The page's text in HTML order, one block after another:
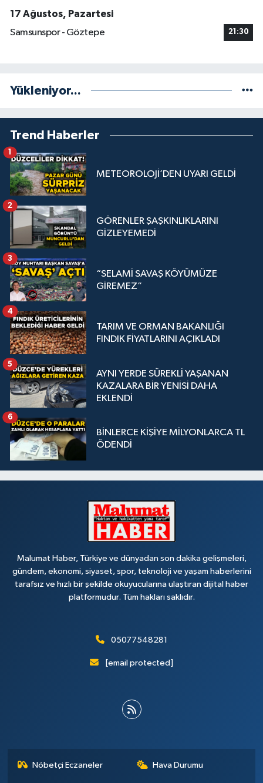
17 Ağustos, Pazartesi
Samsunspor - Göztepe
21:30
Yükleniyor...
Trend Haberler
METEOROLOJİ’DEN UYARI GELDİ
1
GÖRENLER ŞAŞKINLIKLARINI
GİZLEYEMEDİ
2
“SELAMİ SAVAŞ KÖYÜMÜZE
GİREMEZ”
3
TARIM VE ORMAN BAKANLIĞI
FINDIK FİYATLARINI AÇIKLADI
4
AYNI YERDE SÜREKLİ YAŞANAN
KAZALARA BİR YENİSİ DAHA
EKLENDİ
5
BİNLERCE KİŞİYE MİLYONLARCA TL
ÖDENDİ
6
Malumat Haber, Türkiye ve dünyadan son dakika gelişmeleri,
gündem, ekonomi, siyaset, spor, teknoloji ve yaşam haberlerini
tarafsız ve hızlı bir şekilde okuyucularına ulaştıran dijital haber
platformudur. Tüm hakları saklıdır.
05077548281
[email protected]
Nöbetçi Eczaneler Hava Durumu